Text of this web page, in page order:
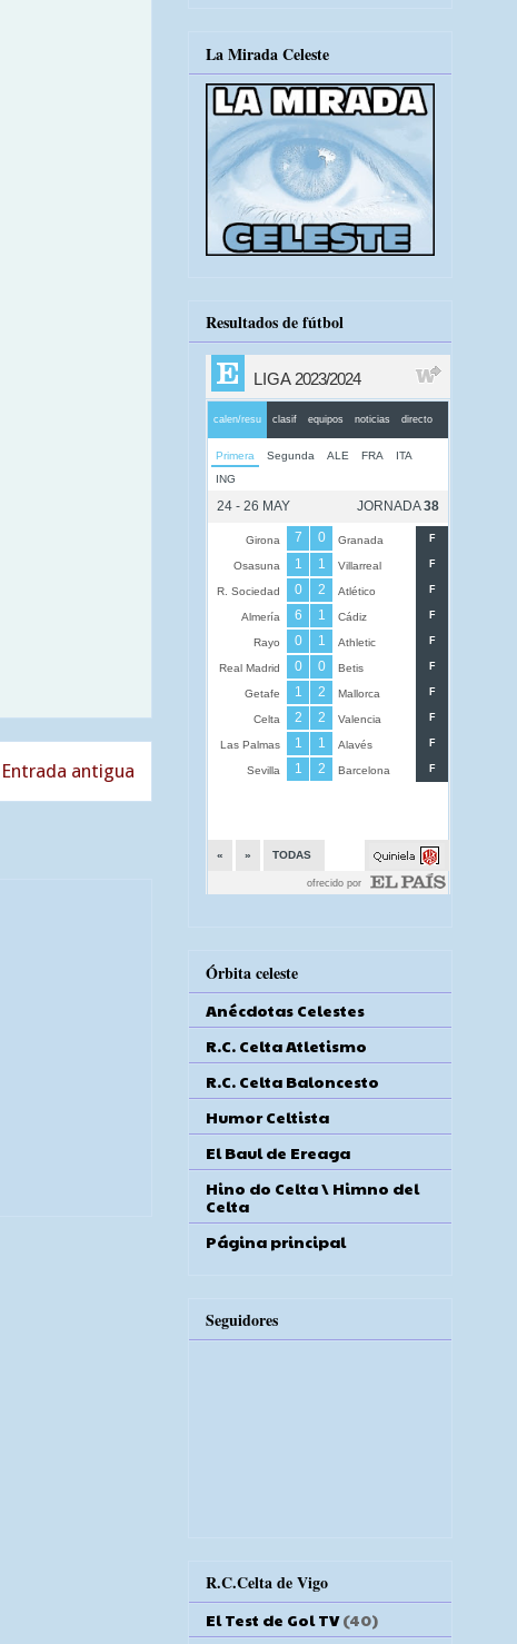
Entrada antigua
La Mirada Celeste
Resultados de fútbol
Órbita celeste
Anécdotas Celestes
R.C. Celta Atletismo
R.C. Celta Baloncesto
Humor Celtista
El Baul de Ereaga
Hino do Celta \ Himno del
Celta
Página principal
Seguidores
R.C.Celta de Vigo
El Test de Gol TV (40)